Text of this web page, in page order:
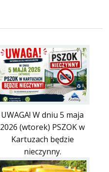
UWAGA! W dniu 5 maja
2026 (wtorek) PSZOK w
Kartuzach będzie
nieczynny.